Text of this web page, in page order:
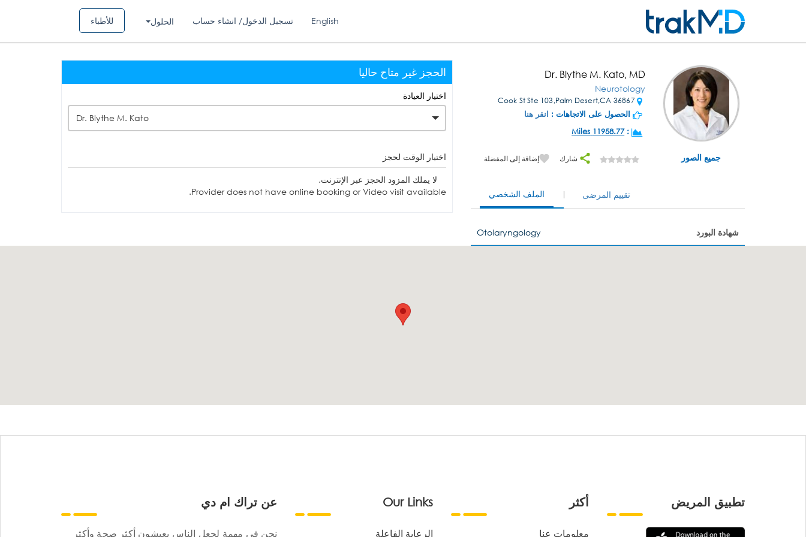
للأطباء الحلول تسجيل الدخول/ انشاء حساب English
جميع الصور
Dr. Blythe M. Kato, MD
Neurotology
36867 Cook St Ste 103,Palm Desert,CA
الحصول على الاتجاهات : انقر هنا
:
11958.77 Miles
شارك إضافة إلى المفضلة
الملف الشخصي تقييم المرضى
شهادة البورد Otolaryngology
الحجز غير متاح حاليا
اختيار العيادة
Dr. Blythe M. Kato
اختيار الوقت لحجز
لا يملك المزود الحجز عبر الإنترنت.
Provider does not have online booking or Video visit available.
عن تراك ام دي
نحن في مهمة لجعل الناس يعيشون أكثر صحة وأكثر
Our Links
الرعاية الفاعلة
أكثر
معلومات عنا
تطبيق المريض